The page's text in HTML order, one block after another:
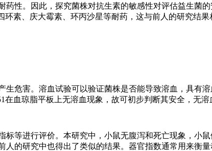
性。因此，探究菌株对抗生素的敏感性对评估益生菌
素、庆大霉素、环丙沙星等耐药，这与前人的研究结果
危害。溶血试验可以验证菌株是否能导致溶血，具有
血琼脂平板上无溶血现象，故可初步判断其安全，无溶
等进行评价。本研究中，小鼠无腹泻和死亡现象，小
的研究中也得出了类似的结果。器官指数通常用来衡